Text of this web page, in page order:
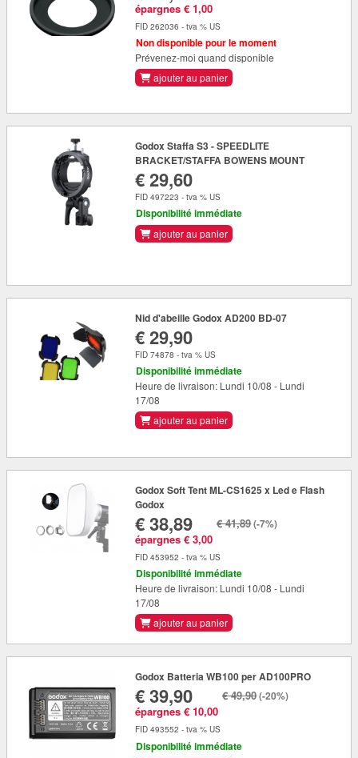
épargnes € 1,00
FID 262036 - tva % US
Non disponible pour le moment
Prévenez-moi quand disponible
ajouter au panier
Godox Staffa S3 - SPEEDLITE
BRACKET/STAFFA BOWENS MOUNT
€ 29,60
FID 497223 - tva % US
Disponibilité immédiate
ajouter au panier
Nid d'abeille Godox AD200 BD-07
€ 29,90
FID 74878 - tva % US
Disponibilité immédiate
Heure de livraison: Lundi 10/08 - Lundi
17/08
ajouter au panier
Godox Soft Tent ML-CS1625 x Led e Flash
Godox
€ 38,89
épargnes € 3,00
€ 41,89(-7%)
FID 453952 - tva % US
Disponibilité immédiate
Heure de livraison: Lundi 10/08 - Lundi
17/08
ajouter au panier
Godox Batteria WB100 per AD100PRO
€ 39,90
épargnes € 10,00
€ 49,90(-20%)
FID 493552 - tva % US
Disponibilité immédiate